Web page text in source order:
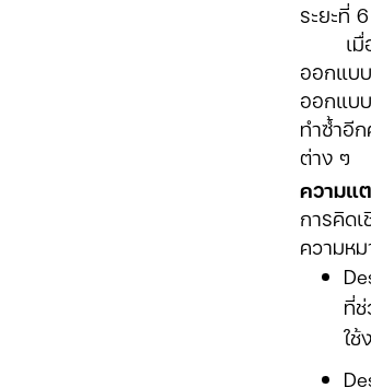
ระยะที่
เมื่อก
ออกแบ
ออกแบ
ทำซ้ำอี
ต่าง ๆ
ความแ
การคิด
ความห
ที่
ใ